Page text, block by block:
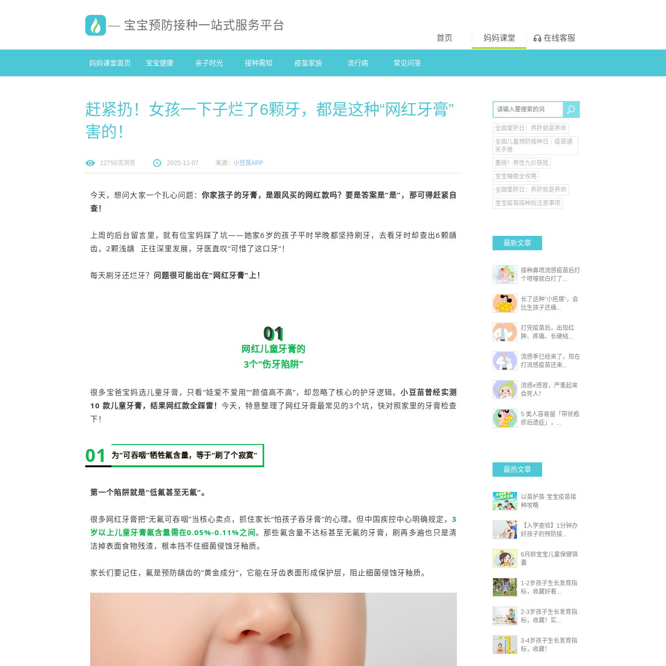
— 宝宝预防接种一站式服务平台
首页 妈妈课堂 在线客服
妈妈课堂首页 宝宝健康 亲子时光 接种需知 疫苗家族 流行病 常见问答
赶紧扔！女孩一下子烂了6颗牙，都是这种“网红牙膏”
害的！
12750次浏览 2025-11-07 来源： 小豆苗APP
今天，想问大家一个扎心问题：你家孩子的牙膏，是跟风买的网红款吗？要是答案是“是”，那可得赶紧自
查！
上周的后台留言里，就有位宝妈踩了坑——她家6岁的孩子平时早晚都坚持刷牙，去看牙时却查出6颗龋
齿，2颗浅龋 正往深里发展，牙医直叹“可惜了这口牙”！
每天刷牙还烂牙？ 问题很可能出在“网红牙膏”上！
01
网红儿童牙膏的
3个“伤牙陷阱”
很多宝爸宝妈选儿童牙膏，只看“娃爱不爱用”“颜值高不高”，却忽略了核心的护牙逻辑。小豆苗曾经实测
10 款儿童牙膏，结果网红款全踩雷！今天，特意整理了网红牙膏最常见的3个坑，快对照家里的牙膏检查
下！
01 为“可吞咽”牺牲氟含量，等于“刷了个寂寞”
第一个陷阱就是“低氟甚至无氟”。
很多网红牙膏把“无氟可吞咽”当核心卖点，抓住家长“怕孩子吞牙膏”的心理。但中国疾控中心明确规定， 3
岁以上儿童牙膏氟含量需在0.05%-0.11%之间。那些氟含量不达标甚至无氟的牙膏，刷再多遍也只是清
洁掉表面食物残渣，根本挡不住细菌侵蚀牙釉质。
家长们要记住，氟是预防龋齿的“黄金成分”，它能在牙齿表面形成保护层，阻止细菌侵蚀牙釉质。
全国爱肝日：养肝就是养命
全国儿童预防接种日｜疫苗通
关手册
重磅！男性九价获批
宝宝睡眠全攻略
全国爱肝日：养肝就是养命
宝宝疫苗接种后注意事项
最新文章
接种鼻喷流感疫苗后打
个喷嚏就白打了...
长了这种”小疙瘩“，会
比生孩子还痛...
打完疫苗后，出现红
肿、疼痛、长硬结...
流感季已经来了，现在
打流感疫苗还来...
流感≠感冒，严重起来
会死人！
5 类人容易留「带状疱
疹后遗症」，...
最热文章
以苗护苗·宝宝疫苗接
种攻略
【入学查验】1分钟办
好孩子的预防接...
6月龄宝宝儿童保健锦
囊
1-2岁孩子生长发育指
标，收藏好看...
2-3岁孩子生长发育指
标，收藏！实...
3-4岁孩子生长发育指
标，收藏！